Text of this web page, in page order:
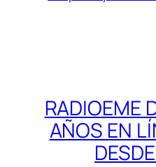
RADIOEME
AÑOS EN